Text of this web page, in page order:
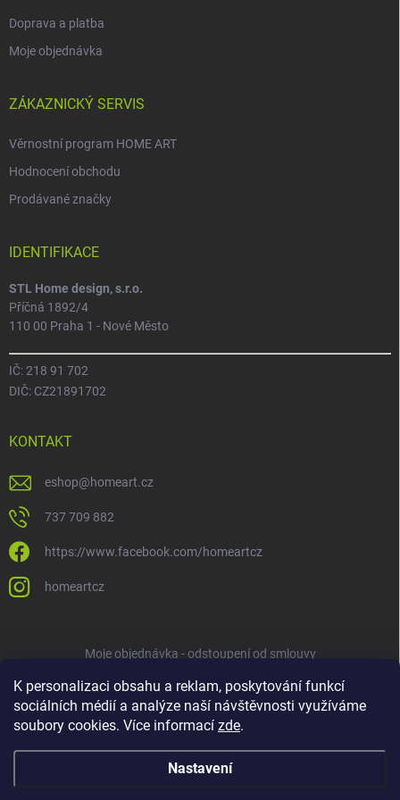
K personalizaci obsahu a reklam, poskytování funkcí
sociálních médií a analýze naší návštěvnosti využíváme
soubory cookies. Více informací zde.
Nastavení
Doprava a platba
Moje objednávka
ZÁKAZNICKÝ SERVIS
Věrnostní program HOME ART
Hodnocení obchodu
Prodávané značky
IDENTIFIKACE
STL Home design, s.r.o.
Příčná 1892/4
110 00 Praha 1 - Nové Město
IČ: 218 91 702
DIČ: CZ21891702
KONTAKT
eshop@homeart.cz
737 709 882
https://www.facebook.com/homeartcz
homeartcz
Moje objednávka - odstoupení od smlouvy